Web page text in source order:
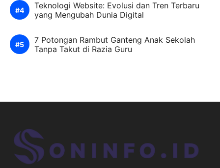
Teknologi Website: Evolusi dan Tren Terbaru
yang Mengubah Dunia Digital
7 Potongan Rambut Ganteng Anak Sekolah
Tanpa Takut di Razia Guru